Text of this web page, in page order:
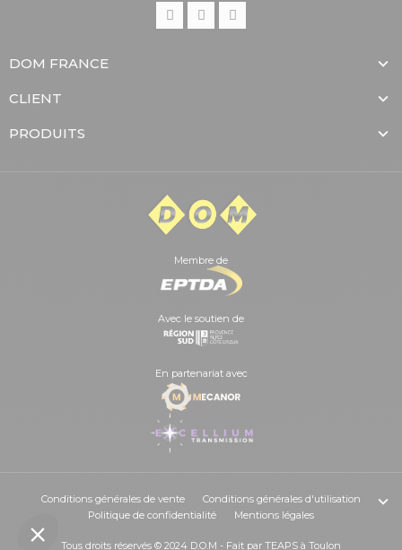
DOM FRANCE
CLIENT
PRODUITS
Membre de
Avec le soutien de
En partenariat avec
Conditions générales de vente
Conditions générales d'utilisation
Politique de confidentialité
Mentions légales
Tous droits réservés © 2024 D.O.M - Fait par TEAPS à Toulon